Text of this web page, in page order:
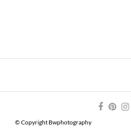
© Copyright Bwphotography